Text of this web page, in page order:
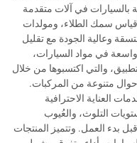
بالسيارات في آلات متقدمة
قياس سمك الطلاء، ومولدات
وعالية الجودة مع تقليل
في مواد السيارات،
والتي اكتسبوها من خلال
متنوعة من المركبات.
العناية الاحترافية
التلوث، والعُيوب
بدء العمل. وتتميز المنتجات